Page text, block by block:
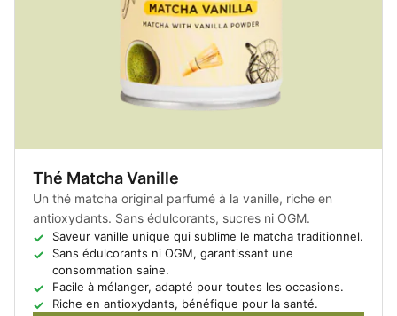
Thé Matcha Vanille
Un thé matcha original parfumé à la vanille, riche en
antioxydants. Sans édulcorants, sucres ni OGM.
Saveur vanille unique qui sublime le matcha traditionnel.
Sans édulcorants ni OGM, garantissant une
consommation saine.
Facile à mélanger, adapté pour toutes les occasions.
Riche en antioxydants, bénéfique pour la santé.